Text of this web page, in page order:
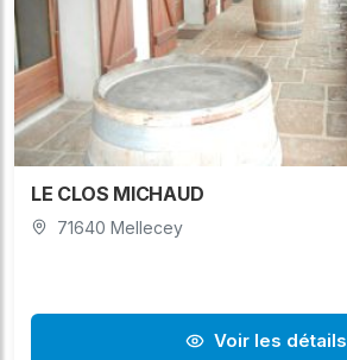
LE CLOS MICHAUD
71640 Mellecey
Voir les détails